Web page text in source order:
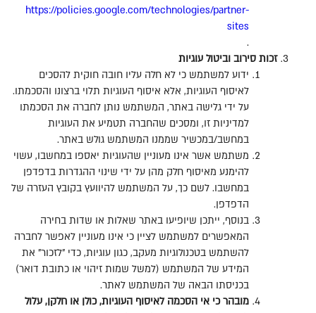
https://policies.google.com/technologies/partner-
sites
.
זכות סירוב וביטול עוגיות
ידוע למשתמש כי לא חלה עליו חובה חוקית להסכים
לאיסוף העוגיות, אלא איסוף העוגיות תלוי ברצונו והסכמתו.
על ידי גלישה באתר, המשתמש נותן לחברה את הסכמתו
למדיניות זו, ומסכים שהחברה תטמיע את העוגיות
במחשב/במכשיר שממנו המשתמש גולש באתר.
משתמש אשר אינו מעוניין שהעוגיות יאספו במחשבו, עשוי
להימנע מאיסוף חלק מהן על ידי שינוי ההגדרות בדפדפן
במחשבו. לשם כך, על המשתמש להיוועץ בקובץ העזרה של
הדפדפן.
בנוסף, ייתכן שיופיעו באתר שאלות או שדות בחירה
המאפשרים למשתמש לציין כי אינו מעוניין לאפשר לחברה
להשתמש בטכנולוגיות מעקב, כגון עוגיות, כדי "לזכור" את
המידע של המשתמש (למשל שמות זיהוי או כתובת דואר)
בכניסתו הבאה של המשתמש לאתר.
מובהר כי אי הסכמה לאיסוף העוגיות,כולן או חלקן, עלול